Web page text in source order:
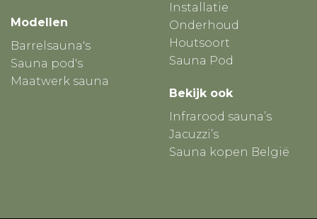
Modellen
Barrelsauna's
Sauna pod's
Maatwerk sauna
Installatie
Onderhoud
Houtsoort
Sauna Pod
Bekijk ook
Infrarood sauna’s
Jacuzzi’s
Sauna kopen België